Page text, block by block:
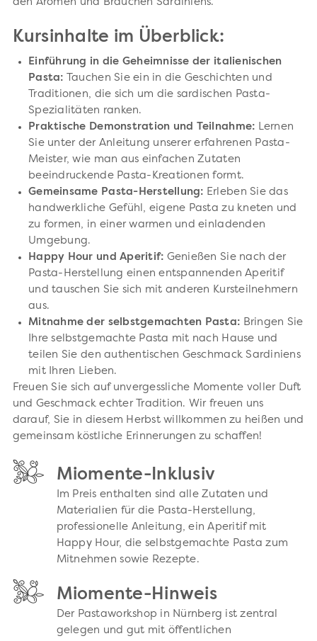
den Aromen und Bräuchen Sardiniens.
Kursinhalte im Überblick:
Einführung in die Geheimnisse der italienischen
Pasta: Tauchen Sie ein in die Geschichten und
Traditionen, die sich um die sardischen Pasta-
Spezialitäten ranken.
Praktische Demonstration und Teilnahme: Lernen
Sie unter der Anleitung unserer erfahrenen Pasta-
Meister, wie man aus einfachen Zutaten
beeindruckende Pasta-Kreationen formt.
Gemeinsame Pasta-Herstellung: Erleben Sie das
handwerkliche Gefühl, eigene Pasta zu kneten und
zu formen, in einer warmen und einladenden
Umgebung.
Happy Hour und Aperitif: Genießen Sie nach der
Pasta-Herstellung einen entspannenden Aperitif
und tauschen Sie sich mit anderen Kursteilnehmern
aus.
Mitnahme der selbstgemachten Pasta: Bringen Sie
Ihre selbstgemachte Pasta mit nach Hause und
teilen Sie den authentischen Geschmack Sardiniens
mit Ihren Lieben.
Freuen Sie sich auf unvergessliche Momente voller Duft
und Geschmack echter Tradition. Wir freuen uns
darauf, Sie in diesem Herbst willkommen zu heißen und
gemeinsam köstliche Erinnerungen zu schaffen!
Miomente-Inklusiv
Im Preis enthalten sind alle Zutaten und
Materialien für die Pasta-Herstellung,
professionelle Anleitung, ein Aperitif mit
Happy Hour, die selbstgemachte Pasta zum
Mitnehmen sowie Rezepte.
Miomente-Hinweis
Der Pastaworkshop in Nürnberg ist zentral
gelegen und gut mit öffentlichen